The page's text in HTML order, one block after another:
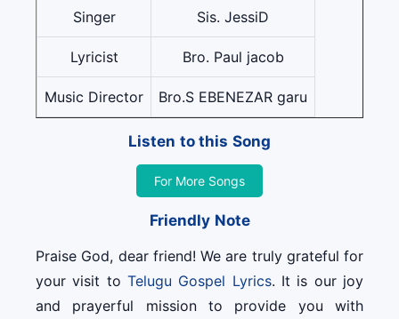
Singer Sis. JessiD
Lyricist Bro. Paul jacob
Music Director Bro.S EBENEZAR garu
Listen to this Song
For More Songs
Friendly Note
Praise God, dear friend! We are truly grateful for
your visit to Telugu Gospel Lyrics. It is our joy
and prayerful mission to provide you with